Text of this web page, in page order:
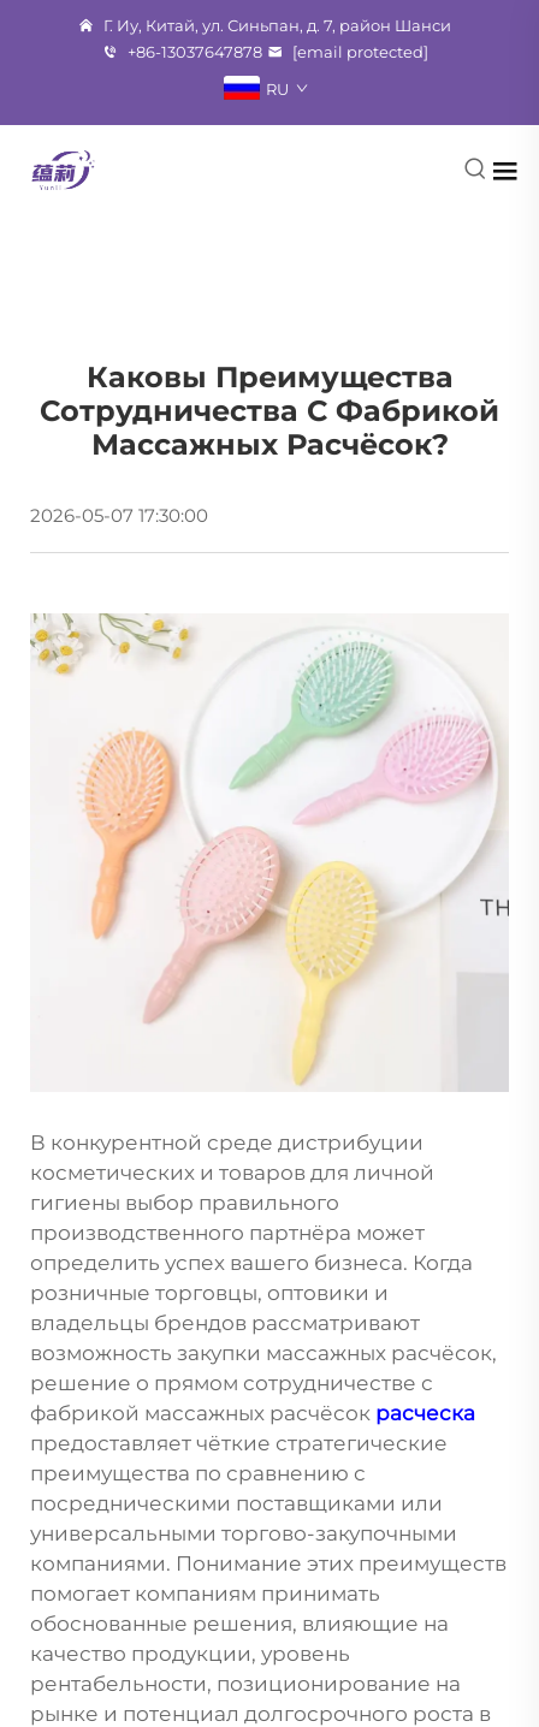
Г. Иу, Китай, ул. Синьпан, д. 7, район Шанси
+86-13037647878
[email protected]
RU
Каковы Преимущества
Сотрудничества С Фабрикой
Массажных Расчёсок?
2026-05-07 17:30:00
В конкурентной среде дистрибуции
косметических и товаров для личной
гигиены выбор правильного
производственного партнёра может
определить успех вашего бизнеса. Когда
розничные торговцы, оптовики и
владельцы брендов рассматривают
возможность закупки массажных расчёсок,
решение о прямом сотрудничестве с
фабрикой массажных расчёсок расческа
предоставляет чёткие стратегические
преимущества по сравнению с
посредническими поставщиками или
универсальными торгово-закупочными
компаниями. Понимание этих преимуществ
помогает компаниям принимать
обоснованные решения, влияющие на
качество продукции, уровень
рентабельности, позиционирование на
рынке и потенциал долгосрочного роста в